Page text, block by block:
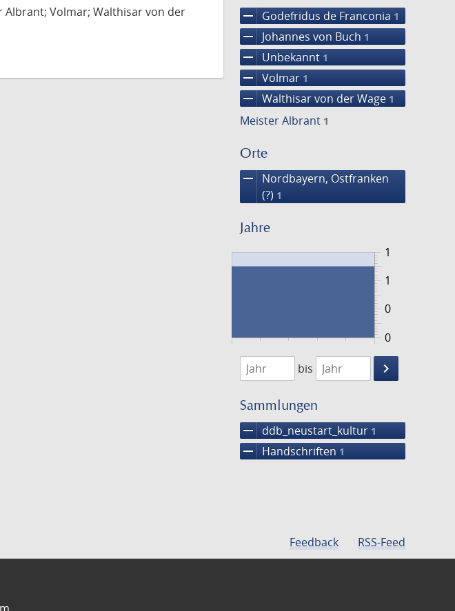
remove Godefridus de Franconia 1
remove Johannes von Buch 1
remove Unbekannt 1
remove Volmar 1
remove Walthisar von der Wage 1
Meister Albrant 1
Orte
remove
Nordbayern, Ostfranken
(?) 1
Jahre
0
1
0
1
1474
1475
bis
keyboard_arrow_right
Suche
Sammlungen
remove ddb_neustart_kultur 1
remove Handschriften 1
Albrant; Volmar; Walthisar von der
Feedback RSS-Feed